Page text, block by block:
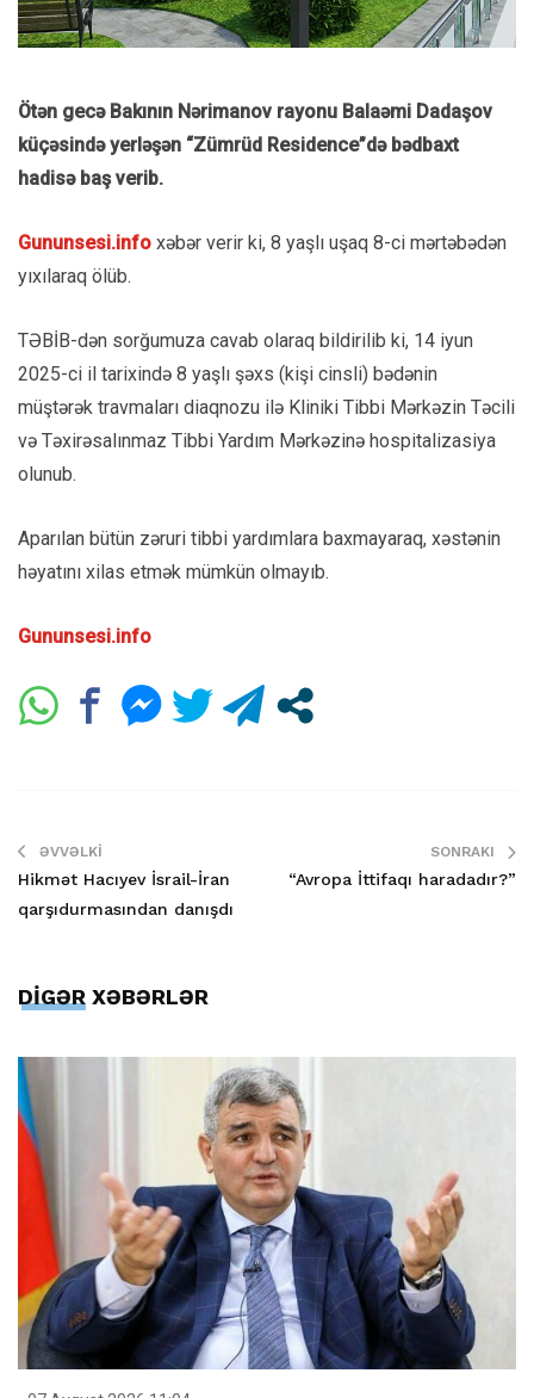
Ötən gecə Bakının Nərimanov rayonu Balaəmi Dadaşov
küçəsində yerləşən “Zümrüd Residence”də bədbaxt
hadisə baş verib.
Gununsesi.info xəbər verir ki, 8 yaşlı uşaq 8-ci mərtəbədən
yıxılaraq ölüb.
TƏBİB-dən sorğumuza cavab olaraq bildirilib ki, 14 iyun
2025-ci il tarixində 8 yaşlı şəxs (kişi cinsli) bədənin
müştərək travmaları diaqnozu ilə Kliniki Tibbi Mərkəzin Təcili
və Təxirəsalınmaz Tibbi Yardım Mərkəzinə hospitalizasiya
olunub.
Aparılan bütün zəruri tibbi yardımlara baxmayaraq, xəstənin
həyatını xilas etmək mümkün olmayıb.
Gununsesi.info
ƏVVƏLKI
Hikmət Hacıyev İsrail-İran
qarşıdurmasından danışdı
SONRAKI
“Avropa İttifaqı haradadır?”
DİGƏR XƏBƏRLƏR